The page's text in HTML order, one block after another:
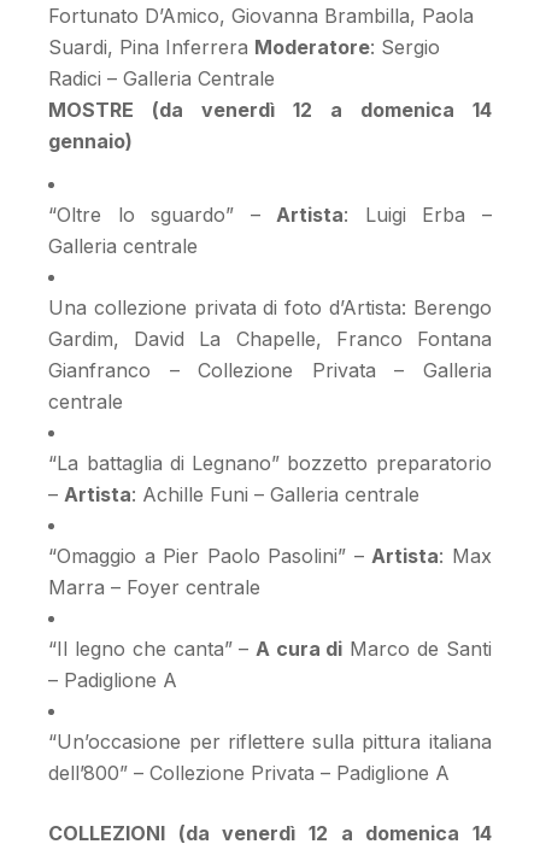
Fortunato D’Amico, Giovanna Brambilla, Paola
Suardi, Pina Inferrera Moderatore: Sergio
Radici – Galleria Centrale
MOSTRE (da venerdì 12 a domenica 14
gennaio)
“Oltre lo sguardo” – Artista: Luigi Erba –
Galleria centrale
Una collezione privata di foto d’Artista: Berengo
Gardim, David La Chapelle, Franco Fontana
Gianfranco – Collezione Privata – Galleria
centrale
“La battaglia di Legnano” bozzetto preparatorio
– Artista: Achille Funi – Galleria centrale
“Omaggio a Pier Paolo Pasolini” – Artista: Max
Marra – Foyer centrale
“Il legno che canta” – A cura di Marco de Santi
– Padiglione A
“Un’occasione per riflettere sulla pittura italiana
dell’800” – Collezione Privata – Padiglione A
COLLEZIONI (da venerdì 12 a domenica 14